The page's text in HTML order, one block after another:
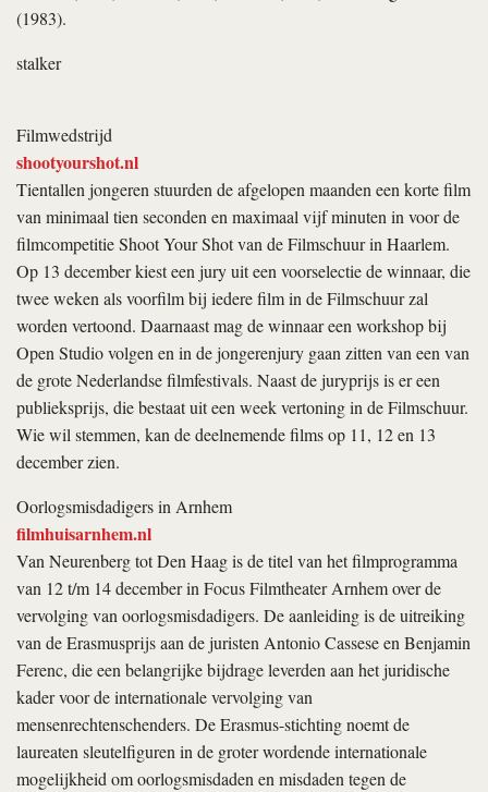
(1983).
stalker
Filmwedstrijd
shootyourshot.nl
Tientallen jongeren stuurden de afgelopen maanden een korte film
van minimaal tien seconden en maximaal vijf minuten in voor de
filmcompetitie Shoot Your Shot van de Filmschuur in Haarlem.
Op 13 december kiest een jury uit een voorselectie de winnaar, die
twee weken als voorfilm bij iedere film in de Filmschuur zal
worden vertoond. Daarnaast mag de winnaar een workshop bij
Open Studio volgen en in de jongerenjury gaan zitten van een van
de grote Nederlandse filmfestivals. Naast de juryprijs is er een
publieksprijs, die bestaat uit een week vertoning in de Filmschuur.
Wie wil stemmen, kan de deelnemende films op 11, 12 en 13
december zien.
Oorlogsmisdadigers in Arnhem
filmhuisarnhem.nl
Van Neurenberg tot Den Haag is de titel van het filmprogramma
van 12 t/m 14 december in Focus Filmtheater Arnhem over de
vervolging van oorlogsmisdadigers. De aanleiding is de uitreiking
van de Erasmusprijs aan de juristen Antonio Cassese en Benjamin
Ferenc, die een belangrijke bijdrage leverden aan het juridische
kader voor de internationale vervolging van
mensenrechtenschenders. De Erasmus-stichting noemt de
laureaten sleutelfiguren in de groter wordende internationale
mogelijkheid om oorlogsmisdaden en misdaden tegen de